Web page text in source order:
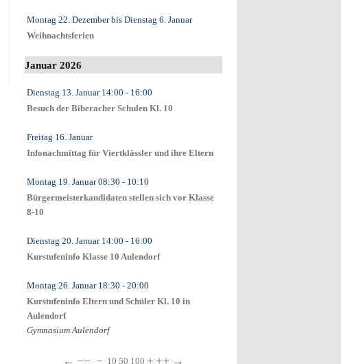
Montag 22. Dezemberbis Dienstag 6. Januar
Weihnachtsferien
Januar 2026
Dienstag 13. Januar14:00 - 16:00
Besuch der Biberacher Schulen Kl. 10
Freitag 16. Januar
Infonachmittag für Viertklässler und ihre Eltern
Montag 19. Januar08:30 - 10:10
Bürgermeisterkandidaten stellen sich vor Klasse
8-10
Dienstag 20. Januar14:00 - 16:00
Kurstufeninfo Klasse 10 Aulendorf
Montag 26. Januar18:30 - 20:00
Kurstufeninfo Eltern und Schüler Kl. 10 in
Aulendorf
Gymnasium Aulendorf
← −− − 10 50 100 + ++ →